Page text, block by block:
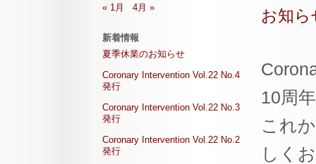
お知ら
10周
これ
しく
« 1月
4月 »
新着情報
夏季休業のお知らせ
Coronary Intervention Vol.22 No.4
発行
Coronary Intervention Vol.22 No.3
発行
Coronary Intervention Vol.22 No.2
発行